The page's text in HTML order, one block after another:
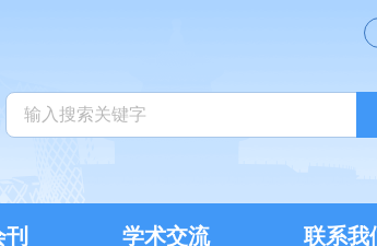
学术交流 联系我